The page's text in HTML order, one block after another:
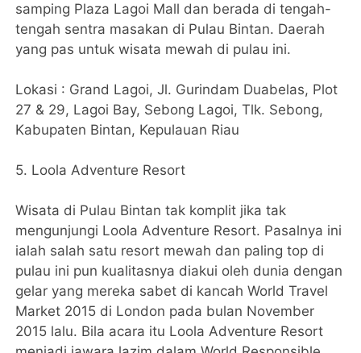
samping Plaza Lagoi Mall dan berada di tengah-
tengah sentra masakan di Pulau Bintan. Daerah
yang pas untuk wisata mewah di pulau ini.
Lokasi : Grand Lagoi, Jl. Gurindam Duabelas, Plot
27 & 29, Lagoi Bay, Sebong Lagoi, Tlk. Sebong,
Kabupaten Bintan, Kepulauan Riau
5. Loola Adventure Resort
Wisata di Pulau Bintan tak komplit jika tak
mengunjungi Loola Adventure Resort. Pasalnya ini
ialah salah satu resort mewah dan paling top di
pulau ini pun kualitasnya diakui oleh dunia dengan
gelar yang mereka sabet di kancah World Travel
Market 2015 di London pada bulan November
2015 lalu. Bila acara itu Loola Adventure Resort